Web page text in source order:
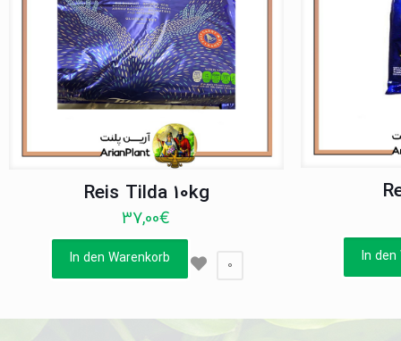
Reis Tilda 10kg
37,00€
In den Warenkorb 0 In den